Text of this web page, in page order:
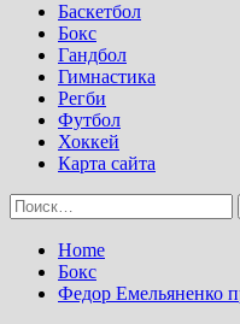
Баскетбол
Бокс
Гандбол
Гимнастика
Регби
Футбол
Хоккей
Карта сайта
Найти:
Home
Бокс
Федор Емельяненко